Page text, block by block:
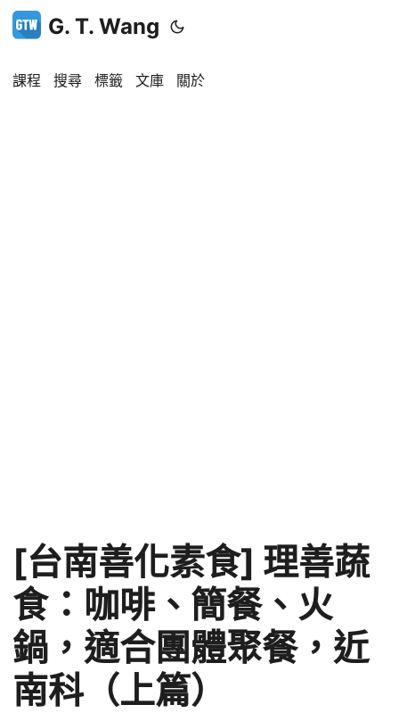
G. T. Wang
課程 搜尋 標籤 文庫 關於
[台南善化素食] 理善蔬
食：咖啡、簡餐、火
鍋，適合團體聚餐，近
南科（上篇）